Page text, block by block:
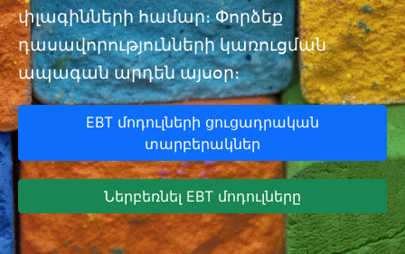
փլագինների համար։ Փորձեք
դասավորությունների կառուցման
ապագան արդեն այսօր։
EBT մոդուլների ցուցադրական
տարբերակներ
Ներբեռնել EBT մոդուլները